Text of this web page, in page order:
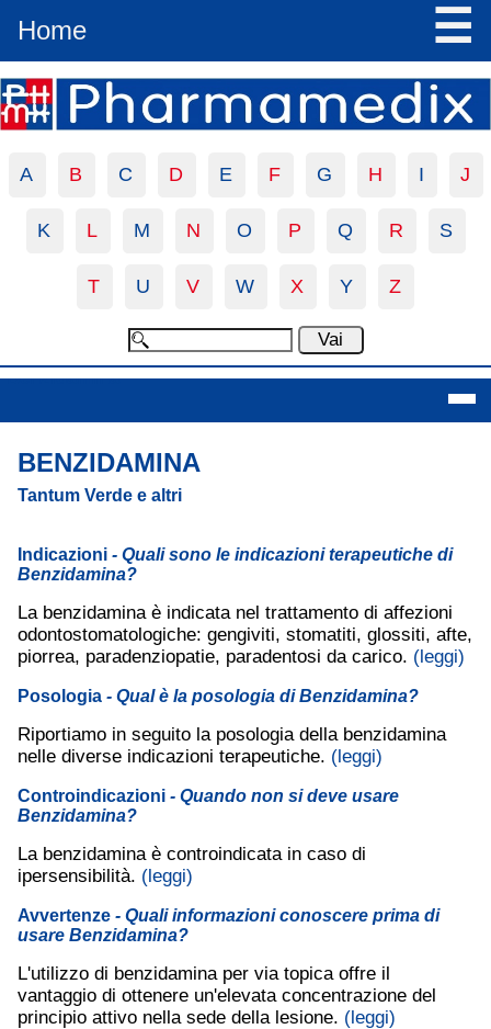
Home ☰
A B C D E F G H I J
K L M N O P Q R S
T U V W X Y Z
Benzidamina
BENZIDAMINA
Tantum Verde e altri
Indicazioni - Quali sono le indicazioni terapeutiche di
Benzidamina?
La benzidamina è indicata nel trattamento di affezioni
odontostomatologiche: gengiviti, stomatiti, glossiti, afte,
piorrea, paradenziopatie, paradentosi da carico. (leggi)
Posologia - Qual è la posologia di Benzidamina?
Riportiamo in seguito la posologia della benzidamina
nelle diverse indicazioni terapeutiche. (leggi)
Controindicazioni - Quando non si deve usare
Benzidamina?
La benzidamina è controindicata in caso di
ipersensibilità. (leggi)
Avvertenze - Quali informazioni conoscere prima di
usare Benzidamina?
L'utilizzo di benzidamina per via topica offre il
vantaggio di ottenere un'elevata concentrazione del
principio attivo nella sede della lesione. (leggi)